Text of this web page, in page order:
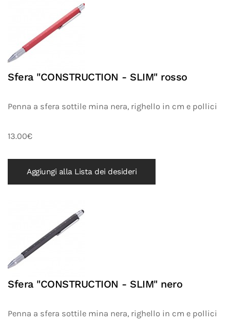
Sfera "CONSTRUCTION - SLIM" rosso
Penna a sfera sottile mina nera, righello in cm e pollici
13.00€
Aggiungi alla Lista dei desideri
Sfera "CONSTRUCTION - SLIM" nero
Penna a sfera sottile mina nera, righello in cm e pollici